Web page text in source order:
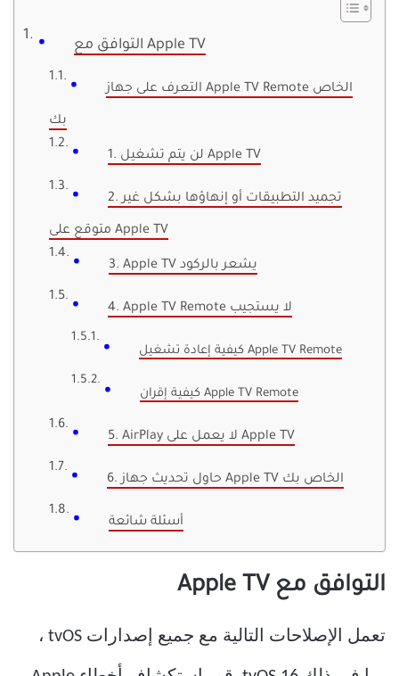
التوافق مع Apple TV
التعرف على جهاز Apple TV Remote الخاص
بك
1. لن يتم تشغيل Apple TV
2. تجميد التطبيقات أو إنهاؤها بشكل غير
متوقع على Apple TV
3. Apple TV يشعر بالركود
4. Apple TV Remote لا يستجيب
كيفية إعادة تشغيل Apple TV Remote
كيفية إقران Apple TV Remote
5. AirPlay لا يعمل على Apple TV
6. حاول تحديث جهاز Apple TV الخاص بك
أسئلة شائعة
التوافق مع Apple TV
تعمل الإصلاحات التالية مع جميع إصدارات tvOS ،